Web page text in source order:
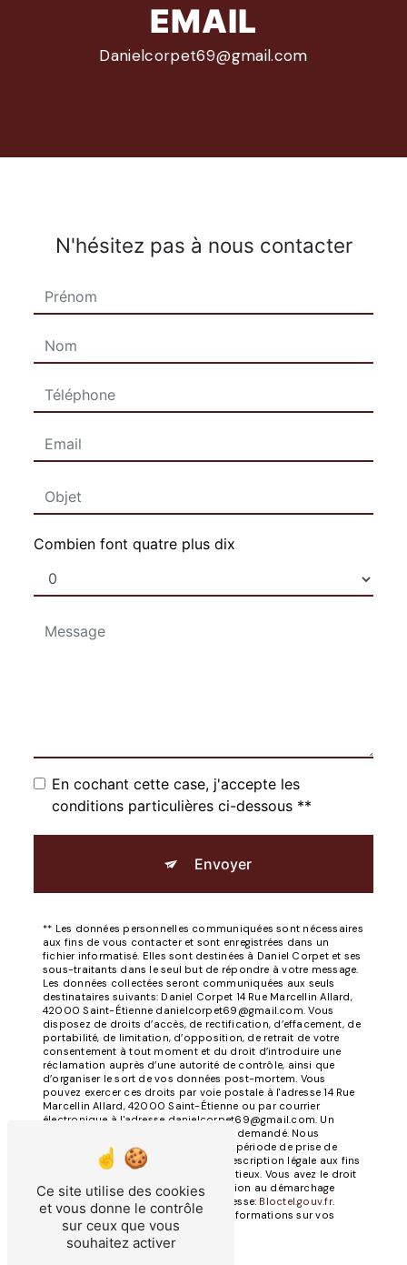
EMAIL
danielcorpet69@gmail.com
N'hésitez pas à nous contacter
Combien font quatre plus dix
En cochant cette case, j'accepte les
conditions particulières ci-dessous **
Envoyer
** Les données personnelles communiquées sont nécessaires
aux fins de vous contacter et sont enregistrées dans un
fichier informatisé. Elles sont destinées à Daniel Corpet et ses
sous-traitants dans le seul but de répondre à votre message.
Les données collectées seront communiquées aux seuls
destinataires suivants: Daniel Corpet 14 Rue Marcellin Allard,
42000 Saint-Étienne danielcorpet69@gmail.com. Vous
disposez de droits d’accès, de rectification, d’effacement, de
portabilité, de limitation, d’opposition, de retrait de votre
consentement à tout moment et du droit d’introduire une
réclamation auprès d’une autorité de contrôle, ainsi que
d’organiser le sort de vos données post-mortem. Vous
pouvez exercer ces droits par voie postale à l'adresse 14 Rue
Marcellin Allard, 42000 Saint-Étienne ou par courrier
électronique à l'adresse danielcorpet69@gmail.com. Un
justificatif d'identité pourra vous être demandé. Nous
conservons vos données pendant la période de prise de
contact puis pendant la durée de prescription légale aux fins
probatoires et de gestion des contentieux. Vous avez le droit
de vous inscrire sur la liste d'opposition au démarchage
téléphonique, disponible à cette adresse:
Bloctel.gouv.fr.
Consultez le site cnil.fr pour plus d’informations sur vos
droits.
Ce site utilise des cookies
et vous donne le contrôle
sur ceux que vous
souhaitez activer